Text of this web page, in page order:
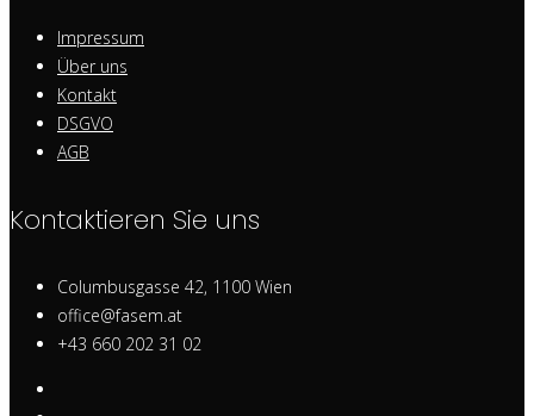
Impressum
Über uns
Kontakt
DSGVO
AGB
Kontaktieren Sie uns
Columbusgasse 42, 1100 Wien
office@fasem.at
+43 660 202 31 02